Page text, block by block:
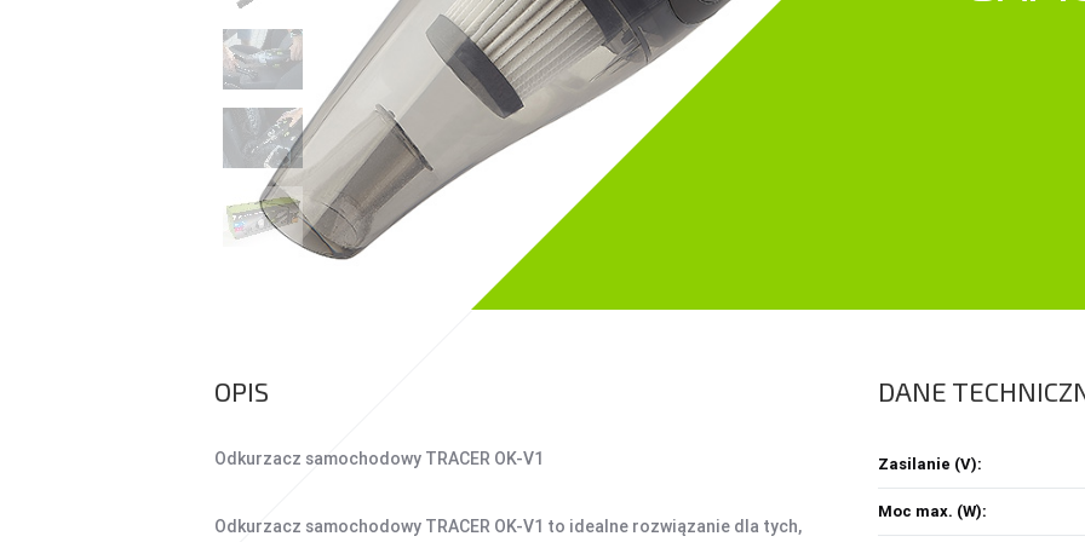
UCHWYTY DO
SMARTFONÓW
TABLETY
KREATYWNE
WALKIE TALKIE
POWER BANKI
CZYTNIK KART
PRYSZNICE TURYSTYCZNE
OPIS
Odkurzacz samochodowy TRACER OK-V1
Odkurzacz samochodowy TRACER OK-V1 to idealne rozwiązanie dla tych,
DANE
Zasilanie (V):
Moc max. (W):